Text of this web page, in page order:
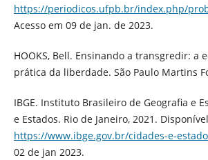
https://periodicos.ufpb.br/index.php/
Acesso em 09 de jan. de 2023.
HOOKS, Bell. Ensinando a transgredir: a
prática da liberdade. São Paulo Martins
IBGE. Instituto Brasileiro de Geografia e
e Estados. Rio de Janeiro, 2021.
https://www.ibge.gov.br/cidades-e-
02 de jan 2023.